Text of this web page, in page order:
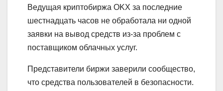
Ведущая криптобиржа OKX за последние
шестнадцать часов не обработала ни одной
заявки на вывод средств из-за проблем с
поставщиком облачных услуг.
Представители биржи заверили сообщество,
что средства пользователей в безопасности.